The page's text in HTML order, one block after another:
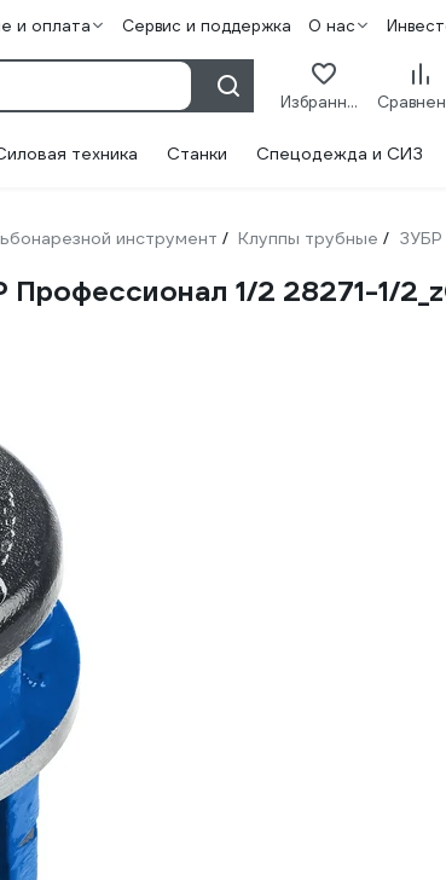
и оплата Сервис и поддержка О нас
Избранное
техника Станки Спецодежда и СИЗ
инструмент / Клуппы трубные / ЗУБР
1/2 28271-1/